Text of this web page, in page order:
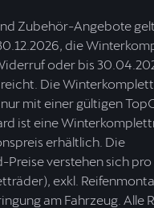
Zubehör-Angebote
die
oder bis
Die
mit einer gültigen
ist eine
erhältlich. Die
verstehen sich
exkl.
am Fahrzeug. Alle